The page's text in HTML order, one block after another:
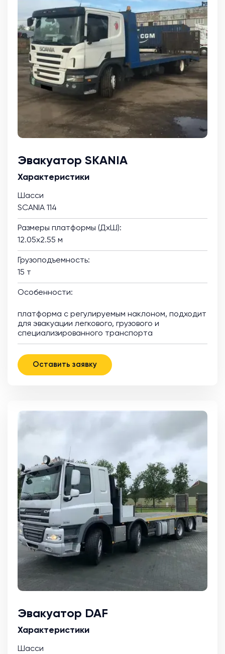
Эвакуатор SKANIA
Характеристики
Шасси
SCANIA 114
Размеры платформы (ДхШ):
12.05х2.55 м
Грузоподъемность:
15 т
Особенности:
платформа с регулируемым наклоном, подходит
для эвакуации легкового, грузового и
специализированного транспорта
Оставить заявку
Эвакуатор DAF
Характеристики
Шасси